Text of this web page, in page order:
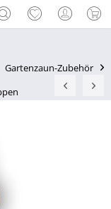
Gartenzaun-Zubehör